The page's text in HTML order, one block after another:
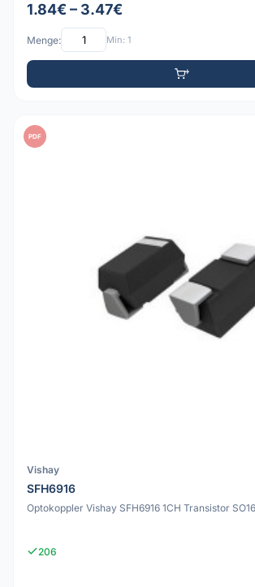
1.84€ – 3.47€
Menge: Min: 1
PDF
Vishay
SFH6916
Optokoppler Vishay SFH6916 1CH Transistor SO16
206